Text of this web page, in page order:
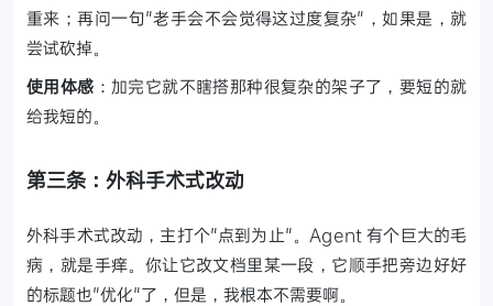
重来；再问一句"老手会不会觉得这过度复杂"，如果是，就
尝试砍掉。
使用体感 ：加完它就不瞎搭那种很复杂的架子了，要短的就
给我短的。
第三条：外科手术式改动
外科手术式改动，主打个"点到为止"。Agent 有个巨大的毛
病，就是手痒。你让它改文档里某一段，它顺手把旁边好好
的标题也"优化"了，但是，我根本不需要啊。